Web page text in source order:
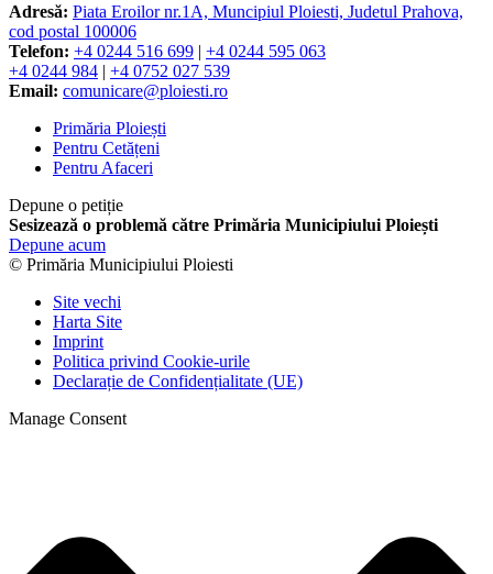
Adresă: Piata Eroilor nr.1A, Muncipiul Ploiesti, Judetul Prahova,
cod postal 100006
Telefon: +4 0244 516 699 | +4 0244 595 063
+4 0244 984 | +4 0752 027 539
Email: comunicare@ploiesti.ro
Primăria Ploiești
Pentru Cetățeni
Pentru Afaceri
Depune o petiție
Sesizează o problemă către Primăria Municipiului Ploiești
Depune acum
© Primăria Municipiului Ploiesti
Site vechi
Harta Site
Imprint
Politica privind Cookie-urile
Declarație de Confidențialitate (UE)
Manage Consent